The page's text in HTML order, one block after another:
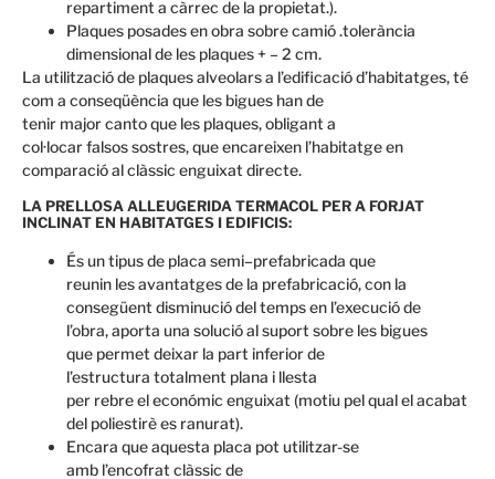
repartiment a càrrec de la propietat.).
Plaques posades en obra sobre camió .tolerància
dimensional de les plaques + – 2 cm.
La utilitzacióde plaquesalveolarsa l’edificaciód’habitatges,té
com a conseqüència que les bigues han de
tenir majorcantoque les plaques,obligant a
col·locarfalsossostres, que encareixen l’habitatgeen
comparacióal clàssic enguixat directe.
LA PRELLOSA ALLEUGERIDA TERMACOL PER A FORJAT
INCLINAT EN HABITATGES I EDIFICIS:
És untipus de placa semi–prefabricada que
reunin lesavantatges de la prefabricació,con la
consegüent disminuciódel tempsen l’execucióde
l’obra,aporta una solucióal suport sobre les bigues
que permet deixar la part inferiorde
l’estructura totalment plana i llesta
per rebreeleconómic enguixat (motiu pel qualelacabat
del poliestirèes ranurat).
Encara que aquesta placa pot utilitzar-se
amb l’encofrat clàssic de